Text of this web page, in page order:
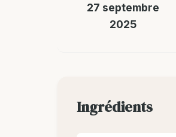
27 septembre
2025
Ingrédients